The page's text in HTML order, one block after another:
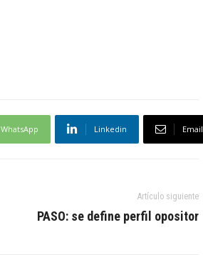
WhatsApp Linkedin Email
Artículo siguiente
PASO: se define perfil opositor